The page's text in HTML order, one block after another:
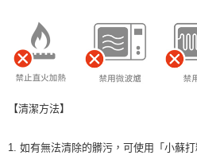
【清潔方法】
1. 如有無法清除的髒污，可使用「小蘇